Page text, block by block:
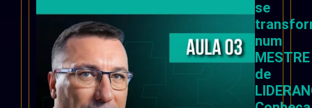
se
num
MESTRE
de